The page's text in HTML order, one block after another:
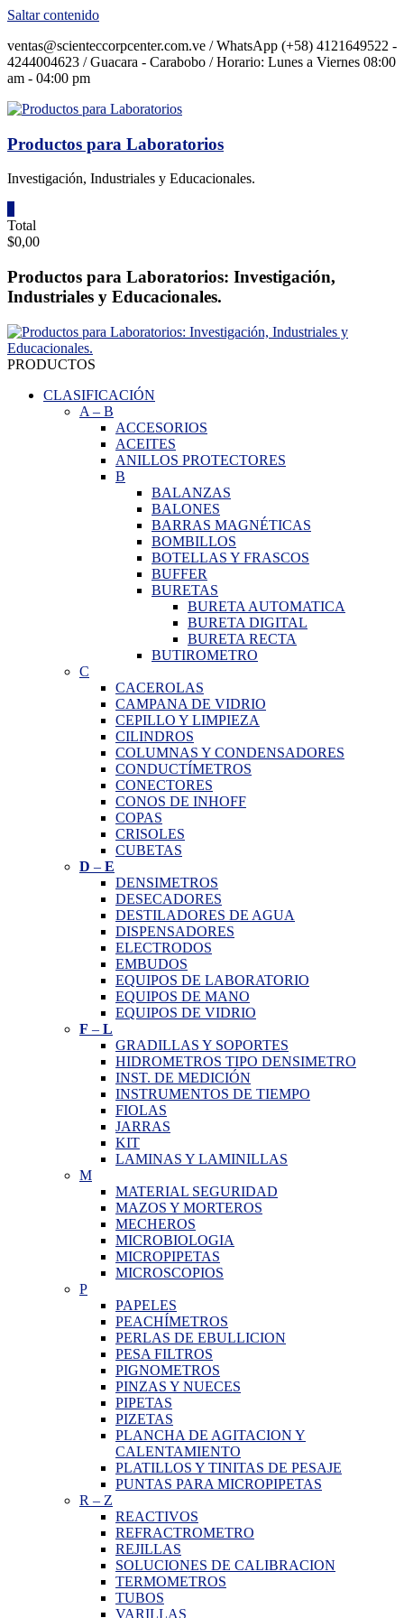
Saltar contenido
ventas@scienteccorpcenter.com.ve / WhatsApp (+58) 4121649522 -
4244004623 / Guacara - Carabobo / Horario: Lunes a Viernes 08:00
am - 04:00 pm
Productos para Laboratorios
Investigación, Industriales y Educacionales.
Total
$0,00
Productos para Laboratorios: Investigación,
Industriales y Educacionales.
PRODUCTOS
CLASIFICACIÓN
A – B
ACCESORIOS
ACEITES
ANILLOS PROTECTORES
B
BALANZAS
BALONES
BARRAS MAGNÉTICAS
BOMBILLOS
BOTELLAS Y FRASCOS
BUFFER
BURETAS
BURETA AUTOMATICA
BURETA DIGITAL
BURETA RECTA
BUTIROMETRO
C
CACEROLAS
CAMPANA DE VIDRIO
CEPILLO Y LIMPIEZA
CILINDROS
COLUMNAS Y CONDENSADORES
CONDUCTÍMETROS
CONECTORES
CONOS DE INHOFF
COPAS
CRISOLES
CUBETAS
D – E
DENSIMETROS
DESECADORES
DESTILADORES DE AGUA
DISPENSADORES
ELECTRODOS
EMBUDOS
EQUIPOS DE LABORATORIO
EQUIPOS DE MANO
EQUIPOS DE VIDRIO
F – L
GRADILLAS Y SOPORTES
HIDROMETROS TIPO DENSIMETRO
INST. DE MEDICIÓN
INSTRUMENTOS DE TIEMPO
FIOLAS
JARRAS
KIT
LAMINAS Y LAMINILLAS
M
MATERIAL SEGURIDAD
MAZOS Y MORTEROS
MECHEROS
MICROBIOLOGIA
MICROPIPETAS
MICROSCOPIOS
P
PAPELES
PEACHÍMETROS
PERLAS DE EBULLICION
PESA FILTROS
PIGNOMETROS
PINZAS Y NUECES
PIPETAS
PIZETAS
PLANCHA DE AGITACION Y
CALENTAMIENTO
PLATILLOS Y TINITAS DE PESAJE
PUNTAS PARA MICROPIPETAS
R – Z
REACTIVOS
REFRACTROMETRO
REJILLAS
SOLUCIONES DE CALIBRACION
TERMOMETROS
TUBOS
VARILLAS